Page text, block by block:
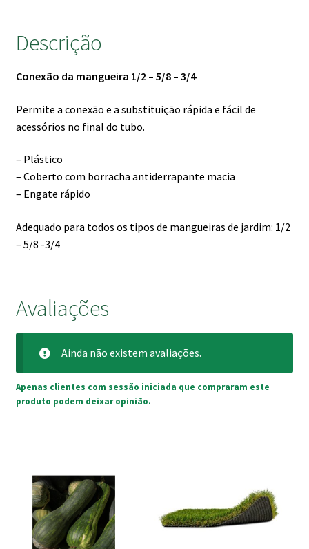
Descrição
Conexão da mangueira 1/2 – 5/8 – 3/4
Permite a conexão e a substituição rápida e fácil de
acessórios no final do tubo.
– Plástico
– Coberto com borracha antiderrapante macia
– Engate rápido
Adequado para todos os tipos de mangueiras de jardim: 1/2
– 5/8 -3/4
Avaliações
Ainda não existem avaliações.
Apenas clientes com sessão iniciada que compraram este
produto podem deixar opinião.
multiple
variants.